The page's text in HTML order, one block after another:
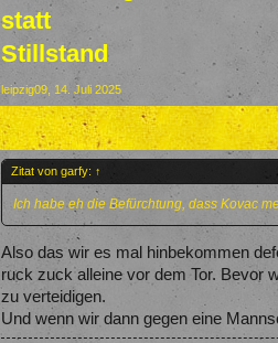
statt
Stillstand
leipzig09 14. Juli 2025
Zitat von garfy: ↑
Ich habe eh die Befürchtung, dass Kovac
Also das wir es mal hinbekommen
ruck zuck alleine vor dem Tor. Bevor
zu verteidigen.
Und wenn wir dann gegen eine